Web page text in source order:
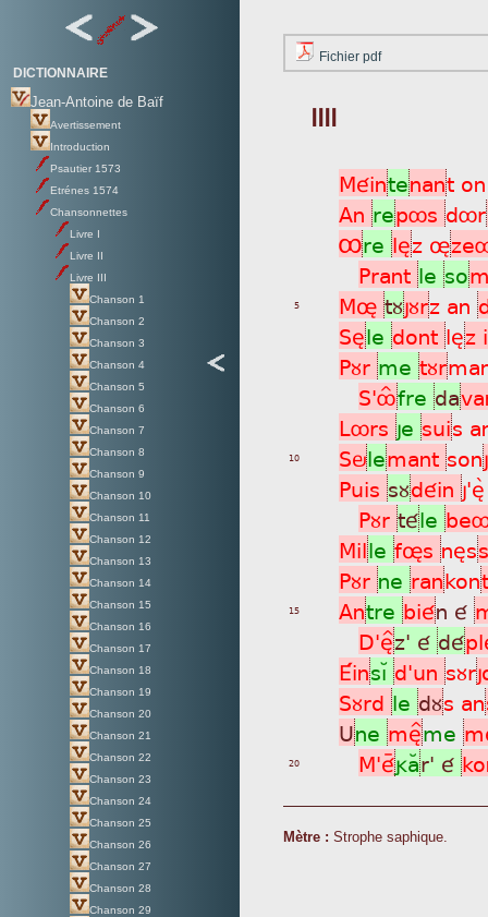
DICTIONNAIRE
Jean-Antoine de Baïf
Avertissement
Introduction
Psautier 1573
Etrénes 1574
Chansonnettes
Livre I
Livre II
Livre III
Chanson 1
Chanson 2
Chanson 3
Chanson 4
Chanson 5
Chanson 6
Chanson 7
Chanson 8
Chanson 9
Chanson 10
Chanson 11
Chanson 12
Chanson 13
Chanson 14
Chanson 15
Chanson 16
Chanson 17
Chanson 18
Chanson 19
Chanson 20
Chanson 21
Chanson 22
Chanson 23
Chanson 24
Chanson 25
Chanson 26
Chanson 27
Chanson 28
Chanson 29
Fichier pdf
IIII
Méintenant
An repôs dôr
Ôre lèz ø
Prant le so
5 Mø tùjùrz an
Sèle dont lèz
Pùr me tùr
S'ôÎfre da
Lôrs je suis
10 Sölemant son
Puis sùdéin
Pùr téle
Mille føs nès
Pùr ne rankon
15 Antre bién é
D'è^z' é dé
ÉinsìÁ d'un sùr
Sùrd le dùs an
Une mè^me
20 M'éÿgaÂr' é
Mètre : Strophe saphique.